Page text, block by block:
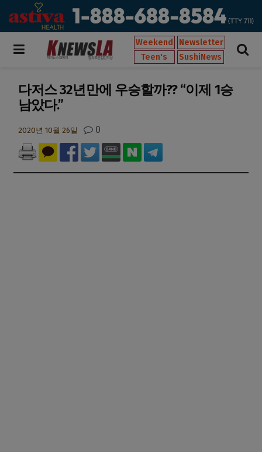
Weekend
Newsletter
Teen's
SushiNews
다저스 32년만에 우승할까?? “이제 1승
남았다.”
2020년 10월 26일 0